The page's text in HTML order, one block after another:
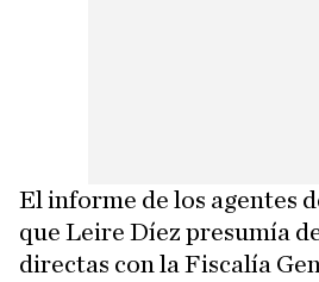
El informe de los agentes
que Leire Díez presumía
directas con la Fiscalía